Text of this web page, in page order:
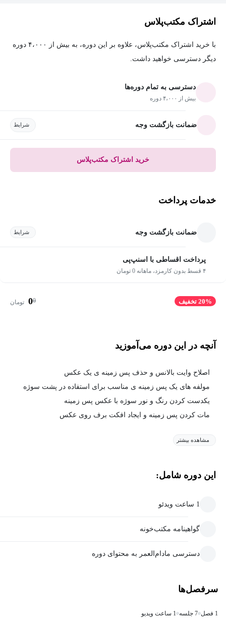
اشتراک مکتب‌پلاس
با خرید اشتراک مکتب‌پلاس، علاوه بر این دوره، به بیش از ۴،۰۰۰ دوره
دیگر دسترسی خواهید داشت.
دسترسی به تمام دوره‌ها
بیش از ۴،۰۰۰ دوره
ضمانت بازگشت وجه شرایط
خرید اشتراک مکتب‌پلاس
خدمات پرداخت
ضمانت بازگشت وجه شرایط
پرداخت اقساطی با اسنپ‌پی
۴ قسط بدون کارمزد، ماهانه 0 تومان
20% تخفیف 0
0 تومان
آنچه در این دوره می‌آموزید
اصلاح وایت بالانس و حذف پس زمینه ی یک عکس
مولفه های یک پس زمینه ی مناسب برای استفاده در پشت سوژه
یکدست کردن رنگ و نور سوژه با عکس پس زمینه
مات کردن پس زمینه و ایجاد افکت برف روی عکس
مشاهده بیشتر
این دوره شامل:
1 ساعت ویدئو
گواهینامه مکتب‌خونه
دسترسی مادام‌العمر به محتوای دوره
سرفصل‌ها
1 فصل 7 جلسه 1 ساعت ویدیو